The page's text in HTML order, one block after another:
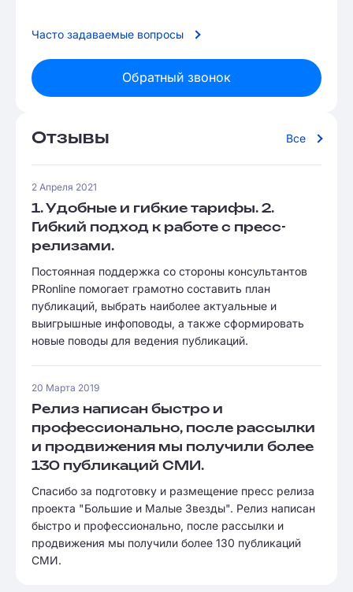
Часто задаваемые вопросы
Обратный звонок
Отзывы Все
2 Апреля 2021
1. Удобные и гибкие тарифы. 2.
Гибкий подход к работе с пресc-
релизами.
Постоянная поддержка со стороны консультантов
PRonline помогает грамотно составить план
публикаций, выбрать наиболее актуальные и
выигрышные инфоповоды, а также сформировать
новые поводы для ведения публикаций.
20 Марта 2019
Релиз написан быстро и
профессионально, после рассылки
и продвижения мы получили более
130 публикаций СМИ.
Спасибо за подготовку и размещение пресс релиза
проекта "Большие и Малые Звезды". Релиз написан
быстро и профессионально, после рассылки и
продвижения мы получили более 130 публикаций
СМИ.